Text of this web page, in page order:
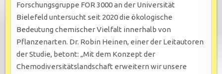
Forschungsgruppe FOR 3000 an der Universität
Bielefeld untersucht seit 2020 die ökologische
Bedeutung chemischer Vielfalt innerhalb von
Pflanzenarten. Dr. Robin Heinen, einer der Leitautoren
der Studie, betont: „Mit dem Konzept der
Chemodiversitätslandschaft erweitern wir unsere